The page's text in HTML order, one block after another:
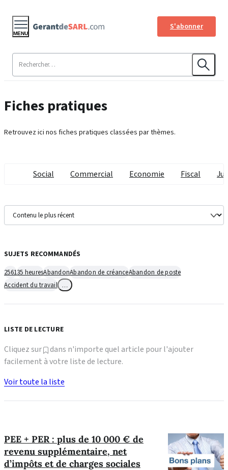
S'abonner
MENU
Fiches pratiques
Retrouvez ici nos fiches pratiques classées par thèmes.
Social Commercial Economie Fiscal
PEE + PER : plus de 10 000 € de
revenu supplémentaire, net
d’impôts et de charges sociales
SUJETS RECOMMANDÉS
256135 heuresAbandonAbandon de créanceAbandon de poste
Accident du travail
LISTE DE LECTURE
Cliquez sur
dans n'importe quel article pour l'ajouter
facilement à votre liste de lecture.
Voir toute la liste